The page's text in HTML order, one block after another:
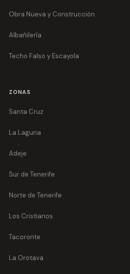
Obra Nueva y Construcción
Albañilería
Techo Falso y Escayola
ZONAS
Santa Cruz
La Laguna
Adeje
Sur de Tenerife
Norte de Tenerife
Los Cristianos
Tacoronte
La Orotava